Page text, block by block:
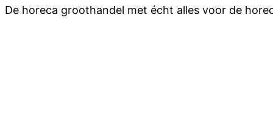
De horeca groothandel met écht alles voor de